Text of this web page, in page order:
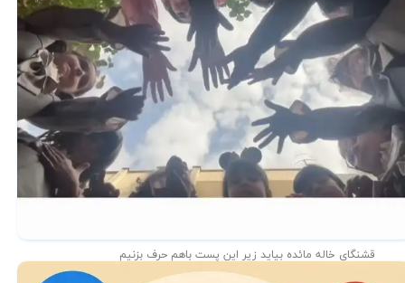
قشنگای خاله مائده بیاید زیر این پست باهم حرف بزنیم